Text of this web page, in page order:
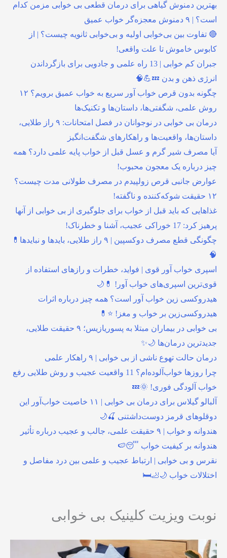
بهترین دمنوش گیاهی برای درمان قطعی بی خوابی مزمن کدام
است؟ | ۹ دمنوش معجزه‌گر خواب عمیق
🔴 تفاوت بین بی‌خوابی اولیه و بی‌خوابی ثانویه چیست؟ | از
کابوس خاموش تا علت واقعی!
جبران کم خوابی | 13 راه علمی و جادویی برای بازگرداندن
انرژی ذهن و بدن 💤💪🧠
چگونه بدون قرص خواب آور سریع به خواب عمیق برویم؟ ۱۲
روش علمی، شگفتی‌ها، داستان‌ها و تکنیک‌ها
درمان بی خوابی در نوجوانان در فصل امتحانات: ۹ راز طلایی،
داستان‌ها، واقعیت‌ها و راهکارهای شگفت‌انگیز
آیا مصرف شیر گرم و عسل قبل از خواب پایه علمی دارد؟ همه
چیز درباره یک معجون محبوب!
عوارض جانبی قرص زولپیدم در مصرف طولانی مدت چیست؟
۱۲ حقیقت شوکه‌کننده و ناگفته!
غذاهایی که باید قبل از خواب برای جلوگیری از بی خوابی از آنها
پرهیز کرد: 17 خوراکی عجیب، آشنا و خطرناک!
چگونگی قطع مصرف دوکسپین | ۹ راز طلایی، بایدها و نبایدها💊
🧠
اسپری خواب آور قوی | فواید، خطرات و رازهای استفاده از
قوی‌ترین اسپری‌های خواب آور! 💊🌙
هیدروکسی زین خواب آور است؟ همه چیز درباره اثرات
هیدروکسی‌زین بر خواب و مغز! ⭐💊
بی خوابی در بیماران مبتلا به پسوریازیس؛ ۹ حقیقت طلایی،
جدیدترین درمان‌ها 🌙✨
درمان حالت تهوع ناشی از بی خوابی | ۹ راهکار علمی
چرا روزها خواب‌آلوده‌ام؟ 11 واقعیت عجیب و روش طلایی رفع
خواب آلودگی فوری! 🌞💤
آلبالو گیلاس برای درمان بی خوابی | ۱۱ خاصیت خواب‌آور این
دوقلوهای قرمز دوست‌داشتنی 🍒🌙
هندوانه و خواب | ۹ حقیقت علمی، جالب و عجیب درباره تأثیر
هندوانه بر کیفیت خواب 😴🍉
نقرس و بی خوابی | ارتباط عجیب و علمی بین درد مفاصل و
اختلالات خواب 🌙🦶🛏️
نوبت ویزیت کلینیک بی خوابی